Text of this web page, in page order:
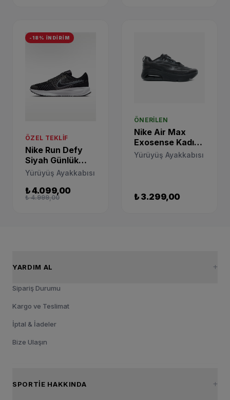
-18% İNDİRİM
ÖZEL TEKLIF
Nike Run Defy
Siyah Günlük
Spor Ayakkabı
HM9593-002
Yürüyüş Ayakkabısı
₺ 4.099,00
₺ 4.999,00
ÖNERILEN
Nike Air Max
Exosense Kadın
Siyah Spor
Yürüyüş Ayakkabısı
₺ 3.299,00
YARDIM AL
Sipariş Durumu
Kargo ve Teslimat
İptal & İadeler
Bize Ulaşın
SPORTIE HAKKINDA